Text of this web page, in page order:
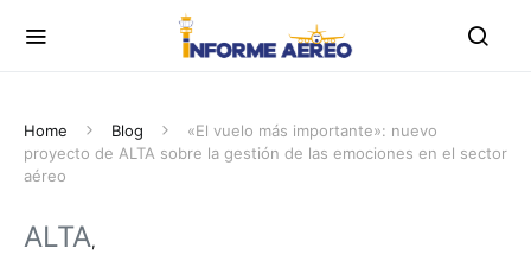
Home Blog
«El vuelo más importante»: nuevo
proyecto de ALTA sobre la gestión de las emociones en el sector
aéreo
ALTA